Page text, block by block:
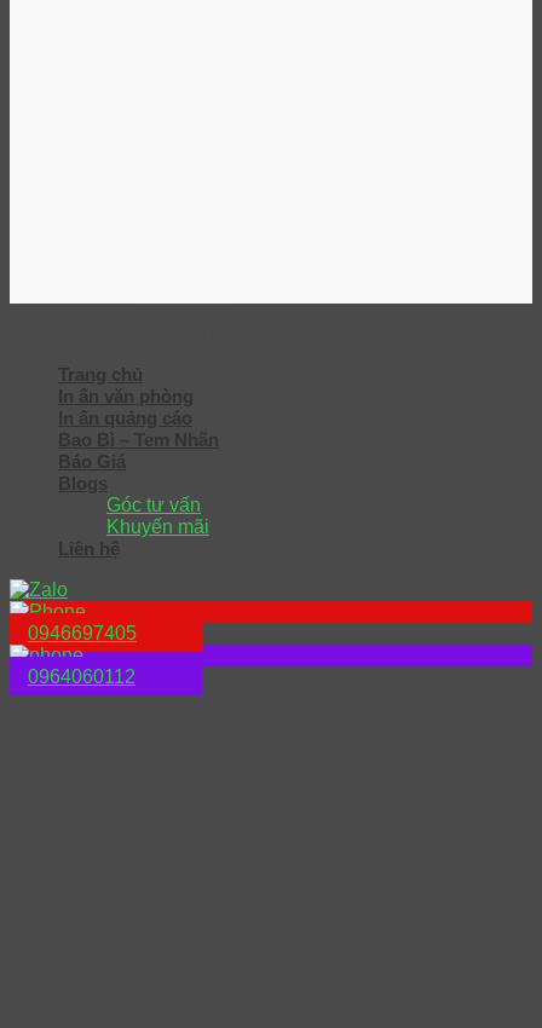
Trang chủ
In ấn văn phòng
In ấn quảng cáo
Bao Bì – Tem Nhãn
Báo Giá
Blogs
Góc tư vấn
Khuyến mãi
Liên hệ
0946697405
0964060112